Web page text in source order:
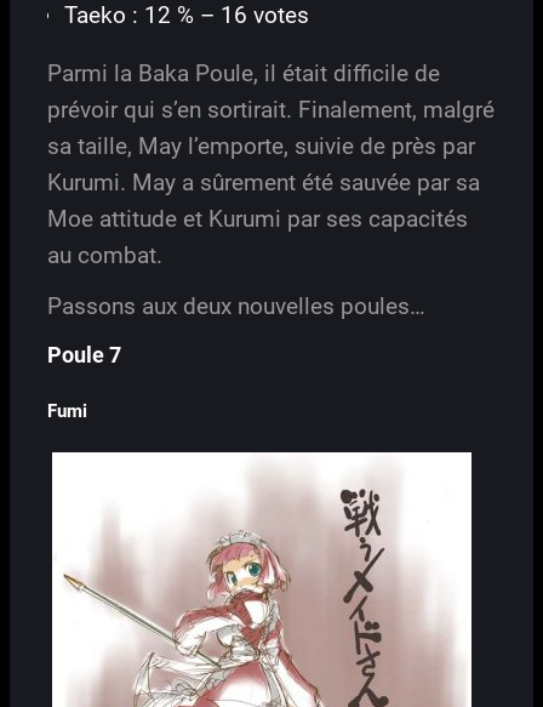
Taeko : 12 % – 16 votes
Parmi la Baka Poule, il était difficile de
prévoir qui s’en sortirait. Finalement, malgré
sa taille, May l’emporte, suivie de près par
Kurumi. May a sûrement été sauvée par sa
Moe attitude et Kurumi par ses capacités
au combat.
Passons aux deux nouvelles poules…
Poule 7
Fumi